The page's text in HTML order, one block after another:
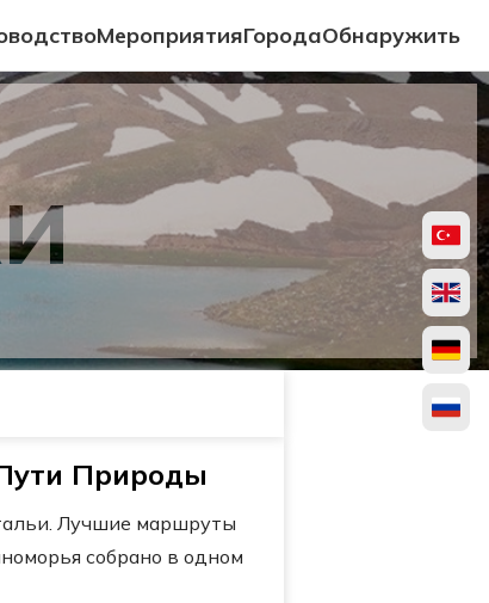
МероприятияГородаОбнаружить
Природы
Лучшие маршруты
собрано в одном